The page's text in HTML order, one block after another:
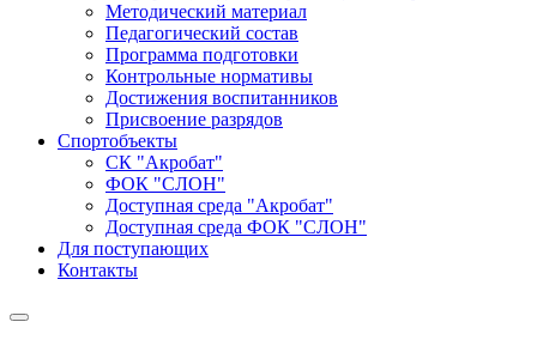
Методический материал
Педагогический состав
Программа подготовки
Контрольные нормативы
Достижения воспитанников
Присвоение разрядов
Спортобъекты
СК "Акробат"
ФОК "СЛОН"
Доступная среда "Акробат"
Доступная среда ФОК "СЛОН"
Для поступающих
Контакты